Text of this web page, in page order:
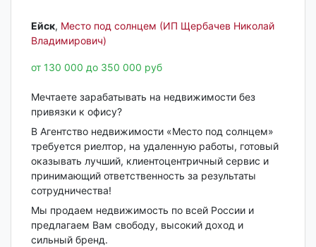
Ейск‎, Место под солнцем (ИП Щербачев Николай
Владимирович)
от 130 000 до 350 000 руб
Мечтаете зарабатывать на недвижимости без
привязки к офису?
В Агентство недвижимости «Место под солнцем»
требуется риелтор, на удаленную работы, готовый
оказывать лучший, клиентоцентричный сервис и
принимающий ответственность за результаты
сотрудничества!
Мы продаем недвижимость по всей России и
предлагаем Вам свободу, высокий доход и
сильный бренд.